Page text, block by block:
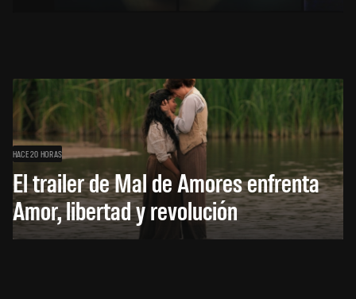
HACE 20 HORAS
El trailer de Mal de Amores enfrenta
Amor, libertad y revolución